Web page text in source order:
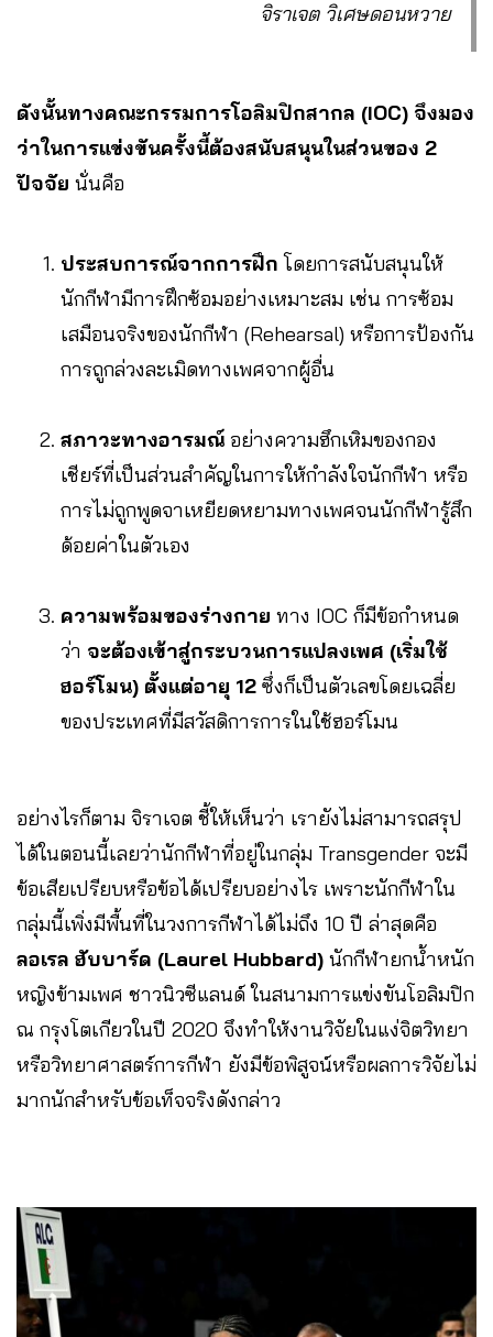
จิราเจต วิเศษดอนหวาย
ดังนั้นทางคณะกรรมการโอลิมปิกสากล (IOC) จึงมอง
ว่าในการแข่งขันครั้งนี้ต้องสนับสนุนในส่วนของ 2
ปัจจัย นั่นคือ
ประสบการณ์จากการฝึก โดยการสนับสนุนให้
นักกีฬามีการฝึกซ้อมอย่างเหมาะสม เช่น การซ้อม
เสมือนจริงของนักกีฬา (Rehearsal) หรือการป้องกัน
การถูกล่วงละเมิดทางเพศจากผู้อื่น
สภาวะทางอารมณ์ อย่างความฮึกเหิมของกอง
เชียร์ที่เป็นส่วนสำคัญในการให้กำลังใจนักกีฬา หรือ
การไม่ถูกพูดจาเหยียดหยามทางเพศจนนักกีฬารู้สึก
ด้อยค่าในตัวเอง
ความพร้อมของร่างกาย ทาง IOC ก็มีข้อกำหนด
ว่า จะต้องเข้าสู่กระบวนการแปลงเพศ (เริ่มใช้
ฮอร์โมน) ตั้งแต่อายุ 12 ซึ่งก็เป็นตัวเลขโดยเฉลี่ย
ของประเทศที่มีสวัสดิการการในใช้ฮอร์โมน
อย่างไรก็ตาม จิราเจต ชี้ให้เห็นว่า เรายังไม่สามารถสรุป
ได้ในตอนนี้เลยว่านักกีฬาที่อยู่ในกลุ่ม Transgender จะมี
ข้อเสียเปรียบหรือข้อได้เปรียบอย่างไร เพราะนักกีฬาใน
กลุ่มนี้เพิ่งมีพื้นที่ในวงการกีฬาได้ไม่ถึง 10 ปี ล่าสุดคือ
ลอเรล ฮับบาร์ด (Laurel Hubbard) นักกีฬายกน้ำหนัก
หญิงข้ามเพศ ชาวนิวซีแลนด์ ในสนามการแข่งขันโอลิมปิก
ณ กรุงโตเกียวในปี 2020 จึงทำให้งานวิจัยในแง่จิตวิทยา
หรือวิทยาศาสตร์การกีฬา ยังมีข้อพิสูจน์หรือผลการวิจัยไม่
มากนักสำหรับข้อเท็จจริงดังกล่าว